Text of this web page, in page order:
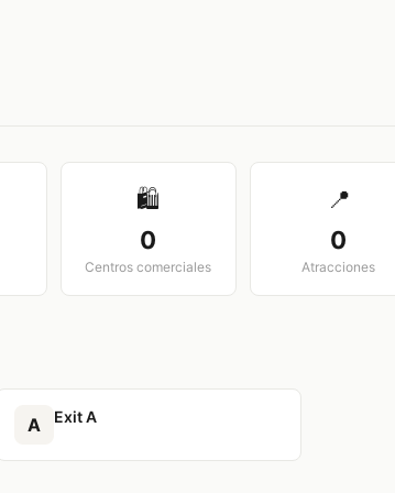
🛍️
0
Centros comerciales
📍
0
Atracciones
A Exit A